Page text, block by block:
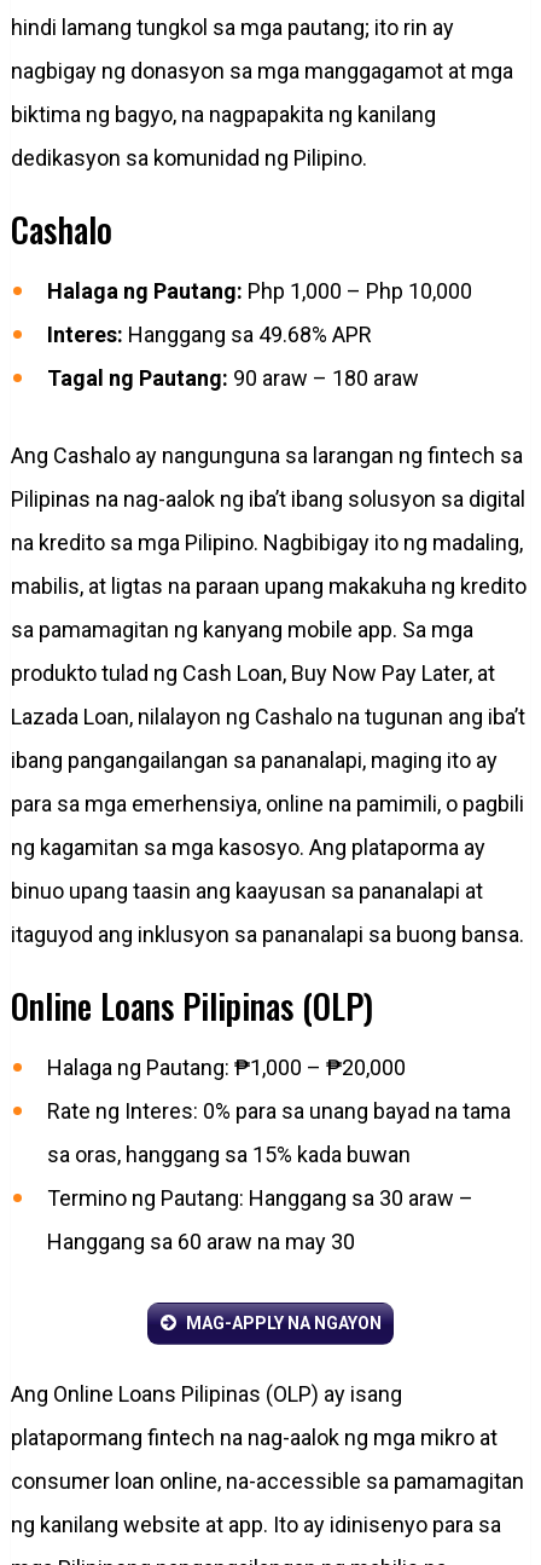
hindi lamang tungkol sa mga pautang; ito rin ay
nagbigay ng donasyon sa mga manggagamot at mga
biktima ng bagyo, na nagpapakita ng kanilang
dedikasyon sa komunidad ng Pilipino.
Cashalo
Halaga ng Pautang: Php 1,000 – Php 10,000
Interes: Hanggang sa 49.68% APR
Tagal ng Pautang: 90 araw – 180 araw
Ang Cashalo ay nangunguna sa larangan ng fintech sa
Pilipinas na nag-aalok ng iba’t ibang solusyon sa digital
na kredito sa mga Pilipino. Nagbibigay ito ng madaling,
mabilis, at ligtas na paraan upang makakuha ng kredito
sa pamamagitan ng kanyang mobile app. Sa mga
produkto tulad ng Cash Loan, Buy Now Pay Later, at
Lazada Loan, nilalayon ng Cashalo na tugunan ang iba’t
ibang pangangailangan sa pananalapi, maging ito ay
para sa mga emerhensiya, online na pamimili, o pagbili
ng kagamitan sa mga kasosyo. Ang plataporma ay
binuo upang taasin ang kaayusan sa pananalapi at
itaguyod ang inklusyon sa pananalapi sa buong bansa.
Online Loans Pilipinas (OLP)
Halaga ng Pautang: ₱1,000 – ₱20,000
Rate ng Interes: 0% para sa unang bayad na tama
sa oras, hanggang sa 15% kada buwan
Termino ng Pautang: Hanggang sa 30 araw –
Hanggang sa 60 araw na may 30
MAG-APPLY NA NGAYON
Ang Online Loans Pilipinas (OLP) ay isang
platapormang fintech na nag-aalok ng mga mikro at
consumer loan online, na-accessible sa pamamagitan
ng kanilang website at app. Ito ay idinisenyo para sa